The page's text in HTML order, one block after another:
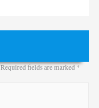
Required fields are marked*